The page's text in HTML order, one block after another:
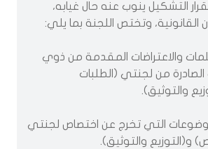
التشكيل ينوب عنه حال غيابه،
القانونية، وتختص اللجنة بما يلي:
والاعتراضات المقدمة من ذوي
الصادرة من لجنتي (الطلبات
والتوثيق).
التي تخرج عن اختصاص لجنتي
و(التوزيع والتوثيق).